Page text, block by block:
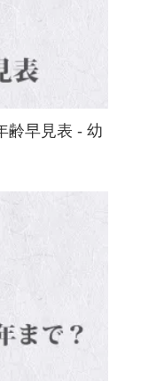
齢早見表 - 幼